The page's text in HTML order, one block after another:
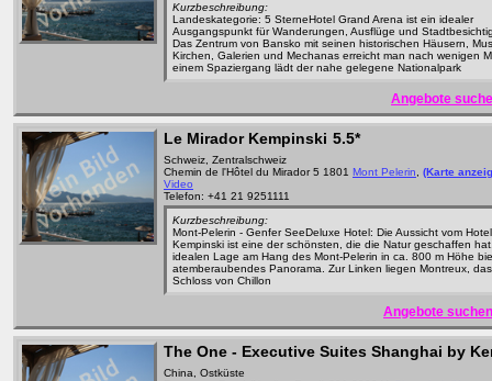
Kurzbeschreibung:
Landeskategorie: 5 SterneHotel Grand Arena ist ein idealer
Ausgangspunkt für Wanderungen, Ausflüge und
Das Zentrum von Bansko mit seinen historischen Häusern,
Kirchen, Galerien und Mechanas erreicht man nach wenigen
einem Spaziergang lädt der nahe gelegene Nationalpark
Angebote
Le Mirador Kempinski 5.5*
Schweiz, Zentralschweiz
Chemin de l'Hôtel du Mirador 5 1801 Mont Pelerin
(Karte
Video
Telefon: +41 21 9251111
Kurzbeschreibung:
Mont-Pelerin - Genfer SeeDeluxe Hotel: Die Aussicht vom
Kempinski ist eine der schönsten, die die Natur geschaffen
idealen Lage am Hang des Mont-Pelerin in ca. 800 m Höhe
atemberaubendes Panorama. Zur Linken liegen Montreux,
Schloss von Chillon
Angebote
The One - Executive Suites Shanghai by
China, Ostküste